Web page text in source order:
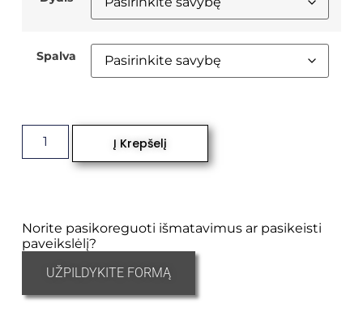
Spalva
Į Krepšelį
Norite pasikoreguoti išmatavimus ar pasikeisti
paveikslėlį?
UŽPILDYKITE FORMĄ